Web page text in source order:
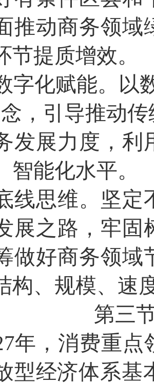
推动商务领域
节提质增效。
字化赋能。以
，引导推动
发展力度，利
智能化水平。
线思维。坚定
展之路，牢固
做好商务领域
构、规模、速
第三
年，消费重
型经济体系基